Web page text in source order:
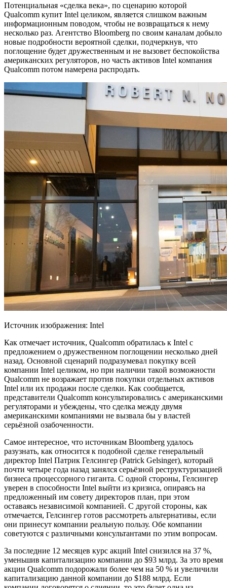
Потенциальная «сделка века», по сценарию которой
Qualcomm купит Intel целиком, является слишком важным
информационным поводом, чтобы не возвращаться к нему
несколько раз. Агентство Bloomberg по своим каналам добыло
новые подробности вероятной сделки, подчеркнув, что
поглощение будет дружественным и не вызовет беспокойства
американских регуляторов, но часть активов Intel компания
Qualcomm потом намерена распродать.
Источник изображения: Intel
Как отмечает источник, Qualcomm обратилась к Intel с
предложением о дружественном поглощении несколько дней
назад. Основной сценарий подразумевал покупку всей
компании Intel целиком, но при наличии такой возможности
Qualcomm не возражает против покупки отдельных активов
Intel или их продажи после сделки. Как сообщается,
представители Qualcomm консультировались с американскими
регуляторами и убеждены, что сделка между двумя
американскими компаниями не вызвала бы у властей
серьёзной озабоченности.
Самое интересное, что источникам Bloomberg удалось
разузнать, как относится к подобной сделке генеральный
директор Intel Патрик Гелсингер (Patrick Gelsinger), который
почти четыре года назад занялся серьёзной реструктуризацией
бизнеса процессорного гиганта. С одной стороны, Гелсингер
уверен в способности Intel выйти из кризиса, опираясь на
предложенный им совету директоров план, при этом
оставаясь независимой компанией. С другой стороны, как
отмечается, Гелсингер готов рассмотреть альтернативы, если
они принесут компании реальную пользу. Обе компании
советуются с различными консультантами по этим вопросам.
За последние 12 месяцев курс акций Intel снизился на 37 %,
уменьшив капитализацию компании до $93 млрд. За это время
акции Qualcomm подорожали более чем на 50 % и увеличили
капитализацию данной компании до $188 млрд. Если